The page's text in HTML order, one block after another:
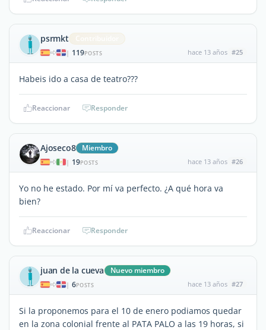
psrmkt
| 119POSTS hace 13 años #25
Habeis ido a casa de teatro???
Reaccionar Responder
Ajoseco8 Miembro
| 19POSTS hace 13 años #26
Yo no he estado. Por mí va perfecto. ¿A qué hora va
bien?
Reaccionar Responder
juan de la cueva Nuevo miembro
| 6POSTS hace 13 años #27
Si la proponemos para el 10 de enero podiamos quedar
en la zona colonial frente al PATA PALO a las 19 horas, si